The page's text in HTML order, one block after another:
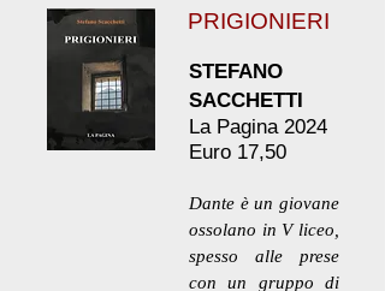
PRIGIONIERI
STEFANO
SACCHETTI
La Pagina 2024
Euro 17,50
Dante è un giovane
ossolano in V liceo,
spesso alle prese
con un gruppo di